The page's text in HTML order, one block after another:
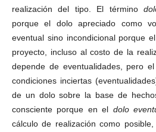
realización del tipo. El término
porque el dolo apreciado como
eventual sino incondicional porque
proyecto, incluso al costo de la
depende de eventualidades, pero
condiciones inciertas
de un dolo sobre la base de
consciente porque en el dolo
cálculo de realización como